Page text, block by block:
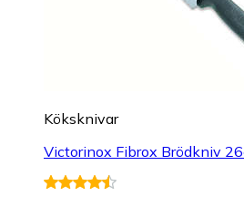
Köksknivar
Victorinox Fibrox Brödkniv